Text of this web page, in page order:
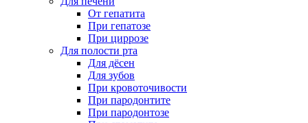
От гепатита
При гепатозе
При циррозе
Для полости рта
Для дёсен
Для зубов
При кровоточивости
При пародонтите
При пародонтозе